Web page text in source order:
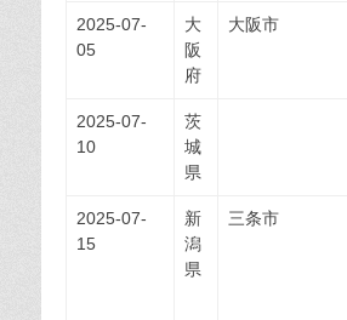
2025-07-
05
大
阪
府
大阪市
2025-07-
10
茨
城
県
2025-07-
15
新
潟
県
三条市